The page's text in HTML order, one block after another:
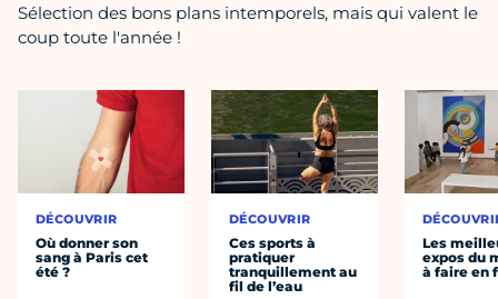
Sélection des bons plans intemporels, mais qui valent le
coup toute l'année !
DÉCOUVRIR
Où donner son
sang à Paris cet
été ?
DÉCOUVRIR
Ces sports à
pratiquer
tranquillement au
fil de l’eau
Les
expos du
à faire en